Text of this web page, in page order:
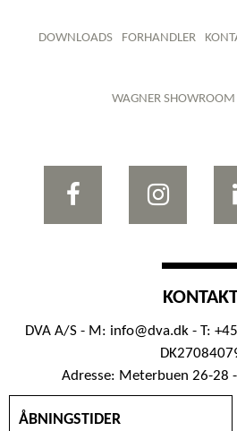
DOWNLOADS FORHANDLER
WAGNER SHOWROOM
DVA A/S - M: info@dva.dk - T:
Adresse: Meterbuen 26-28
ÅBNINGSTIDER